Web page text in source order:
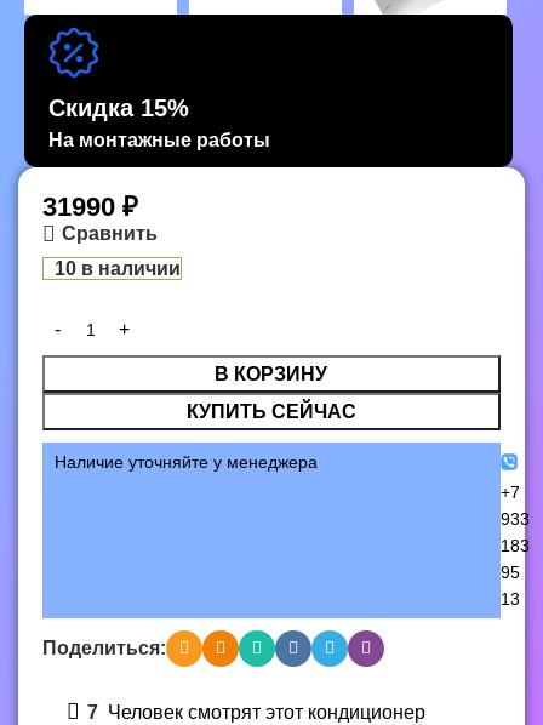
Скидка 15%
На монтажные работы
31990 ₽
Сравнить
10 в наличии
В КОРЗИНУ
КУПИТЬ СЕЙЧАС
Наличие уточняйте у менеджера
+7
933
183
95
13
Поделиться:
7 Человек смотрят этот кондиционер